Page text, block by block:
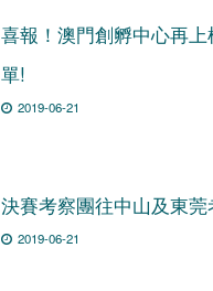
喜報！澳門創孵中心再
單!
2019-06-21
決賽考察團往中山及東莞
2019-06-21